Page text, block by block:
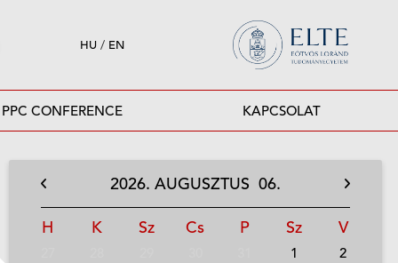
HU / EN
PPC CONFERENCE KAPCSOLAT
2026. AUGUSZTUS 06.
H K Sz Cs P Sz V
1
2